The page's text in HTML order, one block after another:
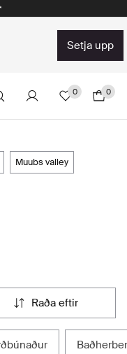
kr
setja upp
0 0
muubs valley
raða eftir